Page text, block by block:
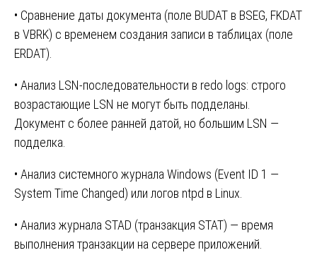
• Сравнение даты документа (поле BUDAT в BSEG, FKDAT
в VBRK) с временем создания записи в таблицах (поле
ERDAT).
• Анализ LSN-последовательности в redo logs: строго
возрастающие LSN не могут быть подделаны.
Документ с более ранней датой, но большим LSN —
подделка.
• Анализ системного журнала Windows (Event ID 1 —
System Time Changed) или логов ntpd в Linux.
• Анализ журнала STAD (транзакция STAT) — время
выполнения транзакции на сервере приложений.